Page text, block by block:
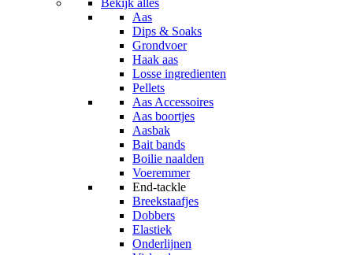
Bekijk alles
Aas
Dips & Soaks
Grondvoer
Haak aas
Losse ingredienten
Pellets
Aas Accessoires
Aas boortjes
Aasbak
Bait bands
Boilie naalden
Voeremmer
End-tackle
Breekstaafjes
Dobbers
Elastiek
Onderlijnen